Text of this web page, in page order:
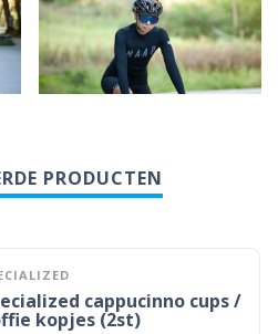
PRODUCTEN
cappucinno cups /
kopjes (2st)